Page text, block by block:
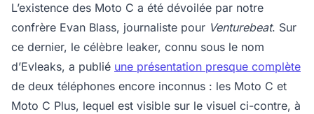
L’existence des Moto C a été dévoilée par notre
confrère Evan Blass, journaliste pour Venturebeat. Sur
ce dernier, le célèbre leaker, connu sous le nom
d’Evleaks, a publié une présentation presque complète
de deux téléphones encore inconnus : les Moto C et
Moto C Plus, lequel est visible sur le visuel ci-contre, à